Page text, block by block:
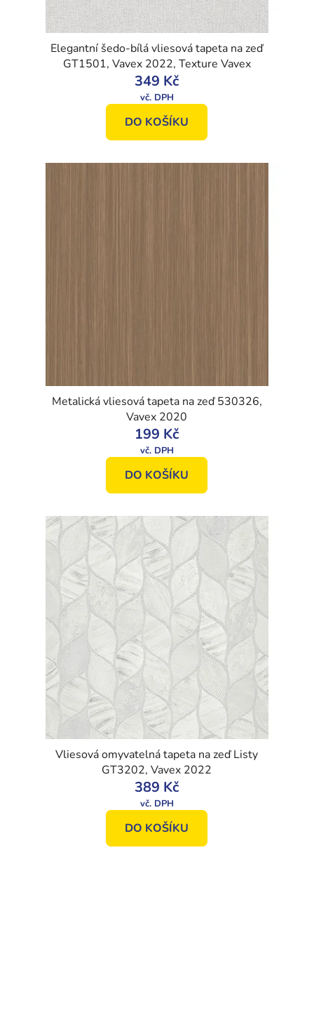
Elegantní šedo-bílá vliesová tapeta na zeď
GT1501, Vavex 2022, Texture Vavex
349 Kč
DO KOŠÍKU
Metalická vliesová tapeta na zeď 530326,
Vavex 2020
199 Kč
DO KOŠÍKU
Vliesová omyvatelná tapeta na zeď Listy
GT3202, Vavex 2022
389 Kč
DO KOŠÍKU